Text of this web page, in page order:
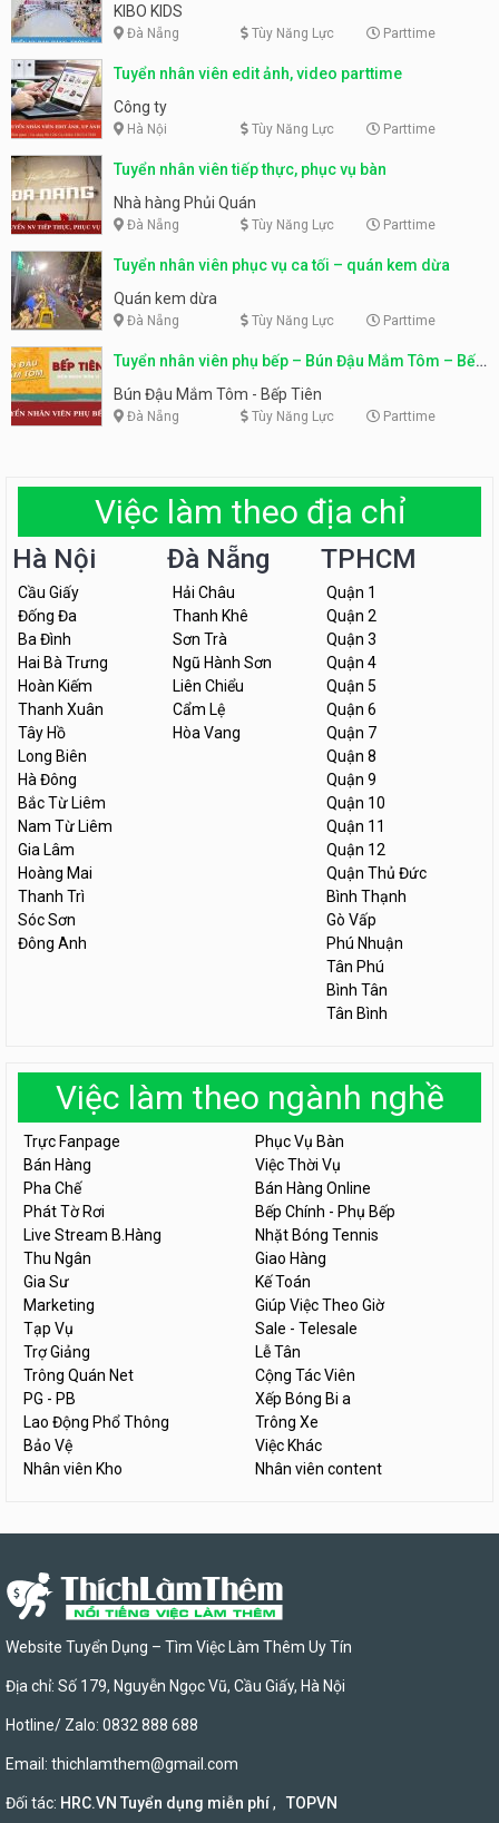
KIBO KIDS
Đà Nẵng Tùy Năng Lực Parttime
Tuyển nhân viên edit ảnh, video parttime
Công ty
Hà Nội Tùy Năng Lực Parttime
Tuyển nhân viên tiếp thực, phục vụ bàn
Nhà hàng Phủi Quán
Đà Nẵng Tùy Năng Lực Parttime
Tuyển nhân viên phục vụ ca tối – quán kem dừa
Quán kem dừa
Đà Nẵng Tùy Năng Lực Parttime
Tuyển nhân viên phụ bếp – Bún Đậu Mắm Tôm – Bếp
Tiên
Bún Đậu Mắm Tôm - Bếp Tiên
Đà Nẵng Tùy Năng Lực Parttime
Việc làm theo địa chỉ
Hà Nội
Cầu Giấy
Đống Đa
Ba Đình
Hai Bà Trưng
Hoàn Kiếm
Thanh Xuân
Tây Hồ
Long Biên
Hà Đông
Bắc Từ Liêm
Nam Từ Liêm
Gia Lâm
Hoàng Mai
Thanh Trì
Sóc Sơn
Đông Anh
Đà Nẵng
Hải Châu
Thanh Khê
Sơn Trà
Ngũ Hành Sơn
Liên Chiểu
Cẩm Lệ
Hòa Vang
TPHCM
Quận 1
Quận 2
Quận 3
Quận 4
Quận 5
Quận 6
Quận 7
Quận 8
Quận 9
Quận 10
Quận 11
Quận 12
Quận Thủ Đức
Bình Thạnh
Gò Vấp
Phú Nhuận
Tân Phú
Bình Tân
Tân Bình
Việc làm theo ngành nghề
Trực Fanpage
Phục Vụ Bàn
Bán Hàng
Việc Thời Vụ
Pha Chế
Bán Hàng Online
Phát Tờ Rơi
Bếp Chính - Phụ Bếp
Live Stream B.Hàng
Nhặt Bóng Tennis
Thu Ngân
Giao Hàng
Gia Sư
Kế Toán
Marketing
Giúp Việc Theo Giờ
Tạp Vụ
Sale - Telesale
Trợ Giảng
Lễ Tân
Trông Quán Net
Cộng Tác Viên
PG - PB
Xếp Bóng Bi a
Lao Động Phổ Thông
Trông Xe
Bảo Vệ
Việc Khác
Nhân viên Kho
Nhân viên content
Website Tuyển Dụng – Tìm Việc Làm Thêm Uy Tín
Địa chỉ: Số 179, Nguyễn Ngọc Vũ, Cầu Giấy, Hà Nội
Hotline/ Zalo: 0832 888 688
Email: thichlamthem@gmail.com
Đối tác: HRC.VN Tuyển dụng miễn phí, TOPVN